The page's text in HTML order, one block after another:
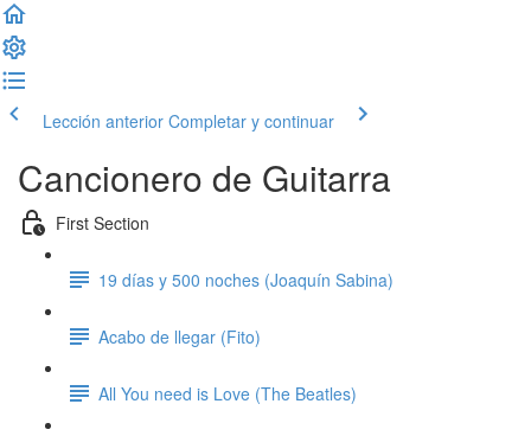
Lección anterior Completar y continuar
Cancionero de Guitarra
First Section
19 días y 500 noches (Joaquín Sabina)
Acabo de llegar (Fito)
All You need is Love (The Beatles)